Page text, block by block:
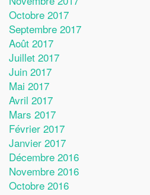
Octobre 2017
Septembre 2017
Août 2017
Juillet 2017
Juin 2017
Mai 2017
Avril 2017
Mars 2017
Février 2017
Janvier 2017
Décembre 2016
Novembre 2016
Octobre 2016